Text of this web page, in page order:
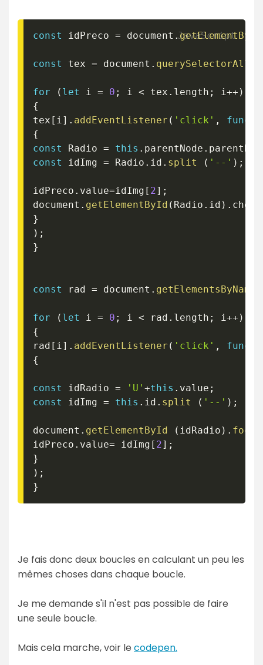
const idPreco = document .getElementById
const tex = document . querySelectorAll
for ( let i = 0 ; i < tex . length ; i ++ )
{
tex [ i ] . addEventListener ( 'click' ,
{
const
Radio = this . parentNode .
const
idImg = Radio . id . split ( '--' ) ;
idPreco . value=idImg [ 2] ;
document . getElementById ( Radio . id ) .
}
) ;
}
const rad = document . getElementsByName
for ( let i = 0 ; i < rad . length ; i ++ )
{
rad [ i ] . addEventListener ( 'click' ,
{
const idRadio = 'U' +this . value ;
const
idImg = this . id . split ( '--' ) ;
document . getElementById ( idRadio ) . focus
idPreco . value= idImg [ 2] ;
}
) ;
}
Je fais donc deux boucles en calculant un peu les
mêmes choses dans chaque boucle.
Je me demande s'il n'est pas possible de faire
une seule boucle.
Mais cela marche, voir le codepen.